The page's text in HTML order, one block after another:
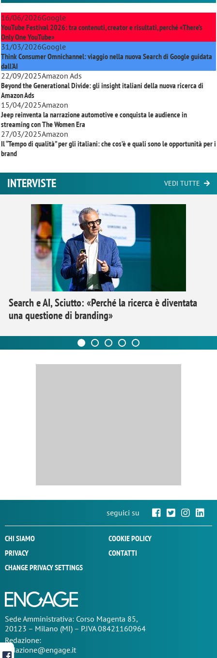
16/06/2026Google
YouTube Festival 2026: tra contenuti, creator e risultati, perché «There’s
Only One YouTube»
31/03/2026Google
Think Consumer Omnichannel: viaggio nella nuova Search di Google guidata
dall'AI
22/09/2025Amazon Ads
Beyond the Generational Divide: gli insight italiani della nuova ricerca di
Amazon Ads
15/04/2025Amazon
Jeep reinventa la narrazione automotive e conquista le audience in
streaming conThe Women Era
27/03/2025Amazon
Il “Tempo di qualità” per gli italiani: che cos’è e quali sono le opportunità per i
brand
INTERVISTE VEDI TUTTE
Search e AI, Sciutto: «Perché la ricerca è diventata
una questione di branding»
seguici su
CHI SIAMO
COOKIE POLICY
PRIVACY
CONTATTI
CHANGE PRIVACY SETTINGS
SedeAmministrativa: Corso Magenta 85,
20123 – Milano (MI) – P.IVA 08421160964
Redazione:
redazione@engage.it